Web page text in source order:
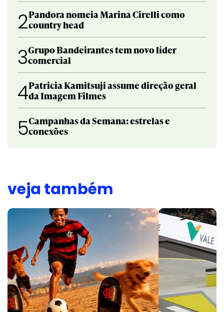
2Pandora nomeia Marina Cirelli como
country head
3Grupo Bandeirantes tem novo líder
comercial
4Patricia Kamitsuji assume direção geral
da Imagem Filmes
5Campanhas da Semana: estrelas e
conexões
veja também